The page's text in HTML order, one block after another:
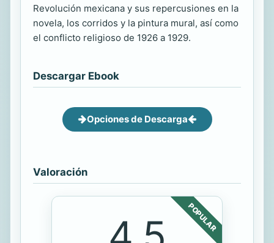
Revolución mexicana y sus repercusiones en la
novela, los corridos y la pintura mural, así como
el conflicto religioso de 1926 a 1929.
Descargar Ebook
Opciones de Descarga
Valoración
POPULAR